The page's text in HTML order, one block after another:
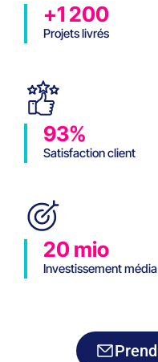
+1 200
Projets livrés
93%
Satisfaction client
20 mio
Investissement média